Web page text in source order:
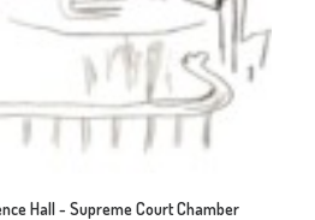
AU PANIER
Hall - Supreme Court Chamber